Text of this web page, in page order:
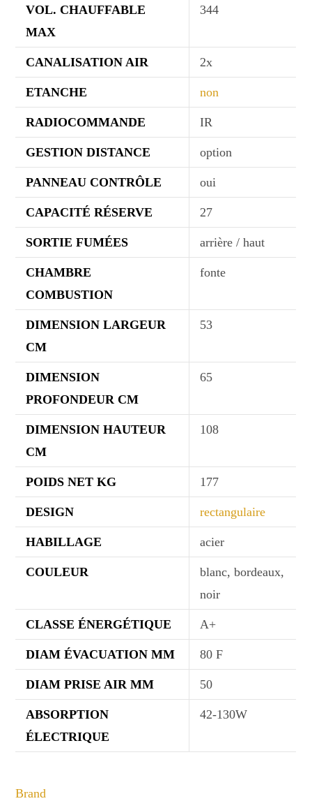
VOL. CHAUFFABLE
MAX
344
CANALISATION AIR 2x
ETANCHE non
RADIOCOMMANDE IR
GESTION DISTANCE option
PANNEAU CONTRÔLE oui
CAPACITÉ RÉSERVE 27
SORTIE FUMÉES arrière / haut
CHAMBRE
COMBUSTION
fonte
DIMENSION LARGEUR
CM
53
DIMENSION
PROFONDEUR CM
65
DIMENSION HAUTEUR
CM
108
POIDS NET KG 177
DESIGN rectangulaire
HABILLAGE acier
COULEUR
blanc, bordeaux,
noir
CLASSE ÉNERGÉTIQUE A+
DIAM ÉVACUATION MM 80 F
DIAM PRISE AIR MM 50
ABSORPTION
ÉLECTRIQUE
42-130W
Brand